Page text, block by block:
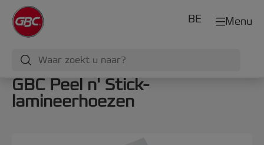
Menu
BE
GBC Peel n' Stick-
lamineerhoezen